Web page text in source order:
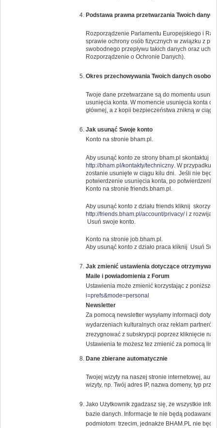
Podstawa prawna przetwarzania Twoich
Rozporządzenie Parlamentu Europejskiego i
sprawie ochrony osób fizycznych w związku z
swobodnego przepływu takich danych oraz
Rozporządzenie o Ochronie Danych).
Okres przechowywania Twoich danych
Twoje dane przetwarzane są do momentu
usunięcia konta. W momencie usunięcia konta
głównej, a z kopii bezpieczeństwa znikną w
Jak usunąć Swoje konto
Konto na stronie bham.pl.
Aby usunąć konto ze strony bham.pl skontaktuj
http://bham.pl/kontakty/techniczny. W przypadku
zostanie usunięte w ciągu kilu dni. Jeśli nie
potwierdzenie usunięcia konta, po
Konto na stronie friends.bham.pl.
Aby usunąć konto z działu friends kliknij
http://friends.bham.pl/account/privacy/i z
Usuń swoje konto.
Konto na stronie job.bham.pl.
Aby usunąć konto z działo praca kliknij Usuń
Jak zmienić ustawienia dotyczące
Maile i powiadomienia z Forum
Ustawienia może zmienić korzystając z
i=prefs&mode=personal
Newsletter
Za pomocą newsletter wysyłamy informacji
wydarzeniach kulturalnych oraz reklam
zrezygnować z subskrypcji poprzez kliknięcie na
Ustawienia te możesz tez zmienić za pomocą
Dane zbierane automatycznie
Twojej wizyty na naszej stronie internetowej,
wizyty, np. Twój adres IP, nazwa domeny, typ
Jako Użytkownik zgadzasz się, że wszystkie
bazie danych. Informacje te nie będą podawane
podmiotom trzecim, jednakże BHAM.PL nie